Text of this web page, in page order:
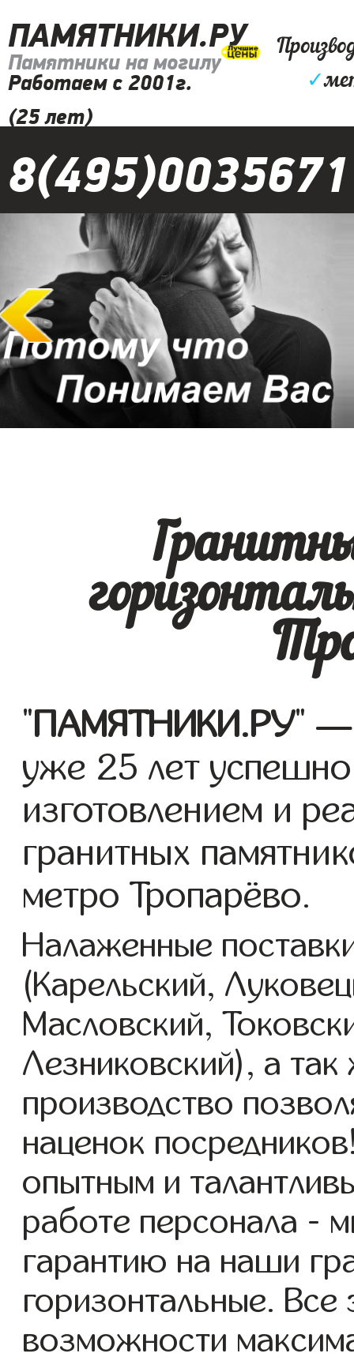
ПАМЯТНИКИ.РУ
Памятники на могилу
Работаем с 2001г.
(25 лет)
✓
8(495)0035671
"ПАМЯТНИКИ.РУ" —
уже 25 лет
изготовлением и
гранитных
метро Тропарёво.
Налаженные
(Карельский,
Масловский,
Лезниковский), а
производство
наценок
опытным и
работе персонала -
гарантию на наши
горизонтальные. Все
возможности